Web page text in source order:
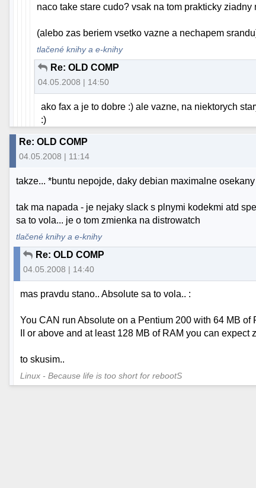
naco take stare cudo? vsak na tom prakticky ziadny
(alebo zas beriem vsetko vazne a nechapem
tlačené knihy a e-knihy
Re: OLD COMP
04.05.2008 | 14:50
ako fax a je to dobre :) ale vazne, na niektorych
:)
Re: OLD COMP
04.05.2008 | 11:14
takze... *buntu nepojde, daky debian maximalne
tak ma napada - je nejaky slack s plnymi kodekmi atd
sa to vola... je o tom zmienka na distrowatch
tlačené knihy a e-knihy
Re: OLD COMP
04.05.2008 | 14:40
mas pravdu stano.. Absolute sa to vola.. :
You CAN run Absolute on a Pentium 200 with 64 MB
II or above and at least 128 MB of RAM you can
to skusim..
Linux - Because life is too short for rebootS